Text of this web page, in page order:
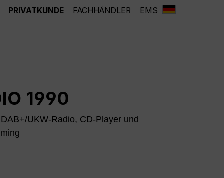
PRIVATKUNDE FACHHÄNDLER EMS
1990
UKW-Radio, CD-Player und